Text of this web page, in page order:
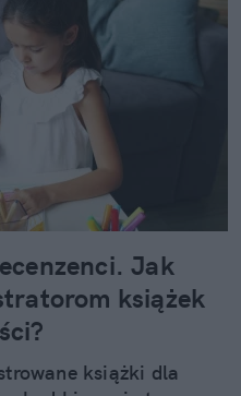
Jak
książek
książki dla